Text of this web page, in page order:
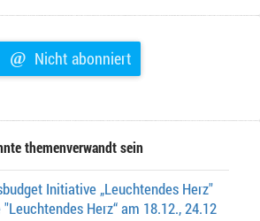
@ Nicht abonniert
themenverwandt sein
Initiative „Leuchtendes Herz"
Herz“ am 18.12., 24.12